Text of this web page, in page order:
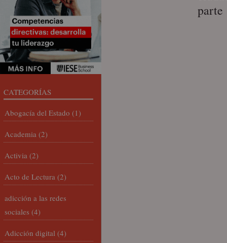
CATEGORÍAS
Abogacía del Estado (1)
Academia (2)
Activia (2)
Acto de Lectura (2)
adicción a las redes
sociales (4)
Adicción digital (4)